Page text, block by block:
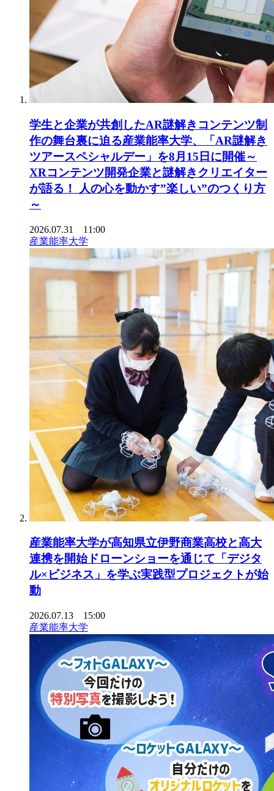
学生と企業が共創したAR謎解きコンテンツ制
作の舞台裏に迫る産業能率大学、「AR謎解き
ツアースペシャルデー」を8月15日に開催～
XRコンテンツ開発企業と謎解きクリエイター
が語る！ 人の心を動かす”楽しい”のつくり方
～
2026.07.31 11:00
産業能率大学
産業能率大学が高知県立伊野商業高校と高大
連携を開始ドローンショーを通じて「デジタ
ル×ビジネス」を学ぶ実践型プロジェクトが始
動
2026.07.13 15:00
産業能率大学